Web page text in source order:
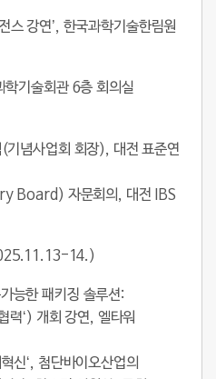
스 강연’, 한국과학기술한림원
기술회관 6층 회의실
기념사업회 회장), 대전 표준연
Board) 자문회의, 대전 IBS
14.)
능한 패키징 솔루션:
력‘) 개회 강연, 엘타워
신‘, 첨단바이오산업의